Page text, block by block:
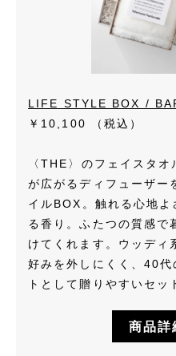
LIFE STYLE BOX /
￥10,100
（税込）
〈THE〉のフェイスタ
が広がるディフューザー
イルBOX。触れる心地よ
る香り。ふたつの質感で
けてくれます。ウッディ
好みを外しにくく、40
トとして贈りやすいセッ
商品詳